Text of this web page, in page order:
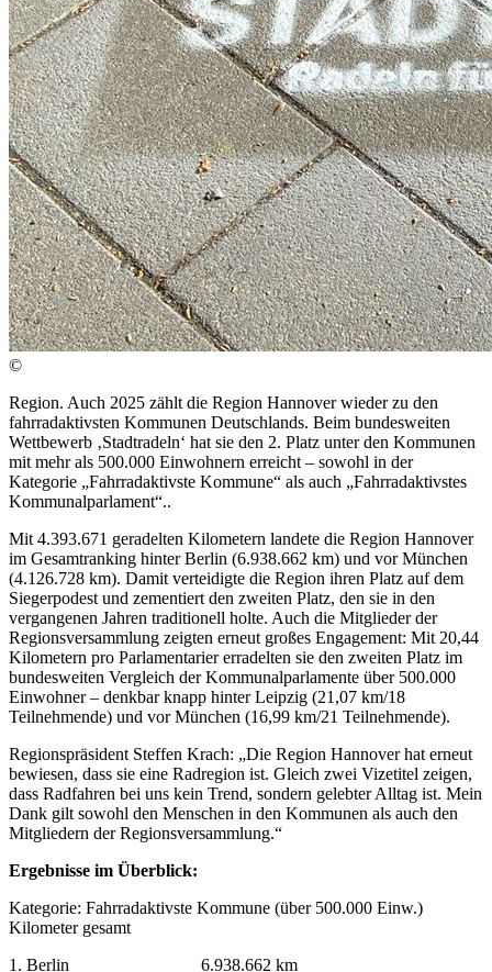
©
Region. Auch 2025 zählt die Region Hannover wieder zu den
fahrradaktivsten Kommunen Deutschlands. Beim bundesweiten
Wettbewerb ‚Stadtradeln‘ hat sie den 2. Platz unter den Kommunen
mit mehr als 500.000 Einwohnern erreicht – sowohl in der
Kategorie „Fahrradaktivste Kommune“ als auch „Fahrradaktivstes
Kommunalparlament“..
Mit 4.393.671 geradelten Kilometern landete die Region Hannover
im Gesamtranking hinter Berlin (6.938.662 km) und vor München
(4.126.728 km). Damit verteidigte die Region ihren Platz auf dem
Siegerpodest und zementiert den zweiten Platz, den sie in den
vergangenen Jahren traditionell holte. Auch die Mitglieder der
Regionsversammlung zeigten erneut großes Engagement: Mit 20,44
Kilometern pro Parlamentarier erradelten sie den zweiten Platz im
bundesweiten Vergleich der Kommunalparlamente über 500.000
Einwohner – denkbar knapp hinter Leipzig (21,07 km/18
Teilnehmende) und vor München (16,99 km/21 Teilnehmende).
Regionspräsident Steffen Krach: „Die Region Hannover hat erneut
bewiesen, dass sie eine Radregion ist. Gleich zwei Vizetitel zeigen,
dass Radfahren bei uns kein Trend, sondern gelebter Alltag ist. Mein
Dank gilt sowohl den Menschen in den Kommunen als auch den
Mitgliedern der Regionsversammlung.“
Ergebnisse im Überblick:
Kategorie: Fahrradaktivste Kommune (über 500.000 Einw.)
Kilometer gesamt
1. Berlin 6.938.662 km